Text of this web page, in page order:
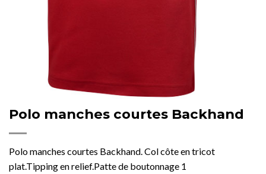
Polo manches courtes Backhand
Polo manches courtes Backhand. Col côte en tricot
plat.Tipping en relief.Patte de boutonnage 1